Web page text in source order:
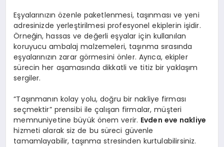
Eşyalarınızın özenle paketlenmesi, taşınması ve yeni
adresinizde yerleştirilmesi profesyonel ekiplerin işidir.
Örneğin, hassas ve değerli eşyalar için kullanılan
koruyucu ambalaj malzemeleri, taşınma sırasında
eşyalarınızın zarar görmesini önler. Ayrıca, ekipler
sürecin her aşamasında dikkatli ve titiz bir yaklaşım
sergiler.
“Taşınmanın kolay yolu, doğru bir nakliye firması
seçmektir” prensibi ile çalışan firmalar, müşteri
memnuniyetine büyük önem verir. Evden eve nakliye
hizmeti alarak siz de bu süreci güvenle
tamamlayabilir, taşınma stresinden kurtulabilirsiniz.